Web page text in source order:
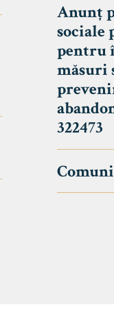
Anunț
pentru
măsuri
322473